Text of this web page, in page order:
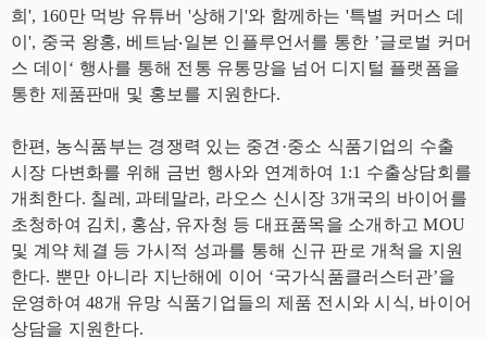
희', 160만 먹방 유튜버 '상해기'와 함께하는 '특별 커머스 데
이', 중국 왕홍, 베트남‧일본 인플루언서를 통한 ’글로벌 커머
스 데이‘ 행사를 통해 전통 유통망을 넘어 디지털 플랫폼을
통한 제품판매 및 홍보를 지원한다.
한편, 농식품부는 경쟁력 있는 중견·중소 식품기업의 수출
시장 다변화를 위해 금번 행사와 연계하여 1:1 수출상담회를
개최한다. 칠레, 과테말라, 라오스 신시장 3개국의 바이어를
초청하여 김치, 홍삼, 유자청 등 대표품목을 소개하고 MOU
및 계약 체결 등 가시적 성과를 통해 신규 판로 개척을 지원
한다. 뿐만 아니라 지난해에 이어 ‘국가식품클러스터관’을
운영하여 48개 유망 식품기업들의 제품 전시와 시식, 바이어
상담을 지원한다.